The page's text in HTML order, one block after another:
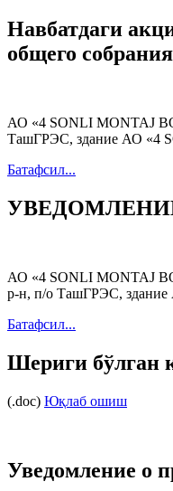
Навбатдаги
общего
АО «4 SONLI MONTAJ
ТашГРЭС, здание АО «4
Батафсил...
УВЕДОМЛЕНИЕ о
АО «4 SONLI MONTAJ
р-н, п/о ТашГРЭС, здание
Батафсил...
Шериги бўлган
(.doc) Юқлаб ошиш
Уведомление о